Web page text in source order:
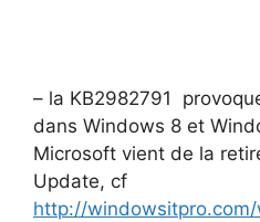
– la KB2982791
dans Windows 8 et
Microsoft vient de la
Update, cf
http://